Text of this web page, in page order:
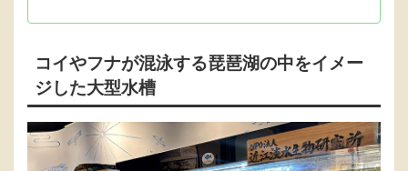
コイやフナが混泳する琵琶湖の中をイメー
ジした大型水槽